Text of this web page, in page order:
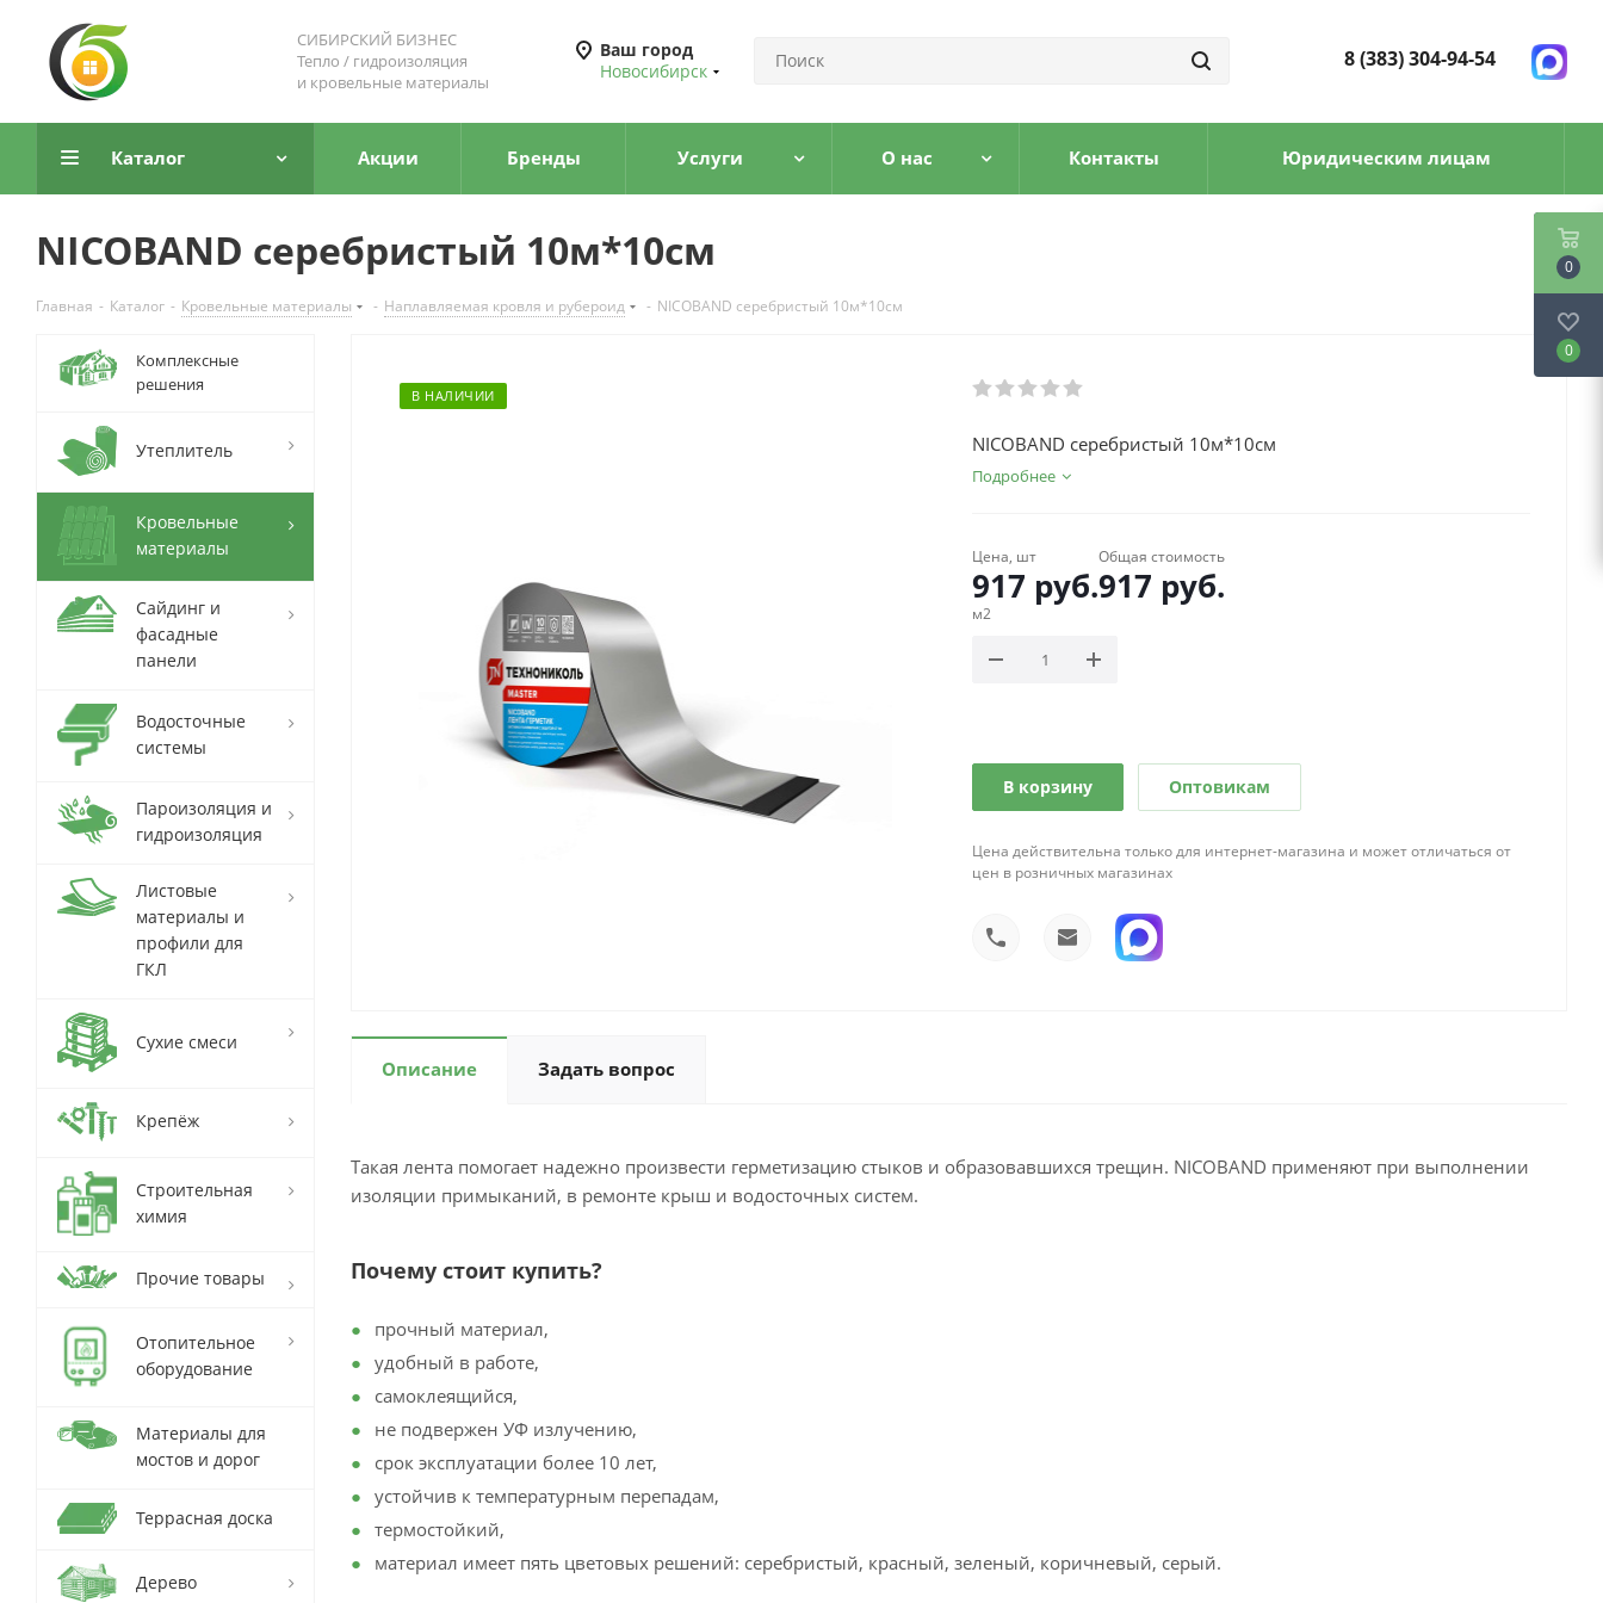
СИБИРСКИЙ БИЗНЕС
Тепло / гидроизоляция
и кровельные материалы
Ваш город
Новосибирск
8 (383) 304-94-54
Каталог Акции Бренды Услуги О нас Контакты Юридическим лицам
NICOBAND серебристый 10м*10см
Главная - Каталог - Кровельные материалы - Наплавляемая кровля и рубероид - NICOBAND серебристый 10м*10см
В НАЛИЧИИ
NICOBAND серебристый 10м*10см
Подробнее
Цена, шт
917 руб.
Общая стоимость
917 руб.
м2
В корзину Оптовикам
Цена действительна только для интернет-магазина и может отличаться от
цен в розничных магазинах
Описание Задать вопрос
Такая лента помогает надежно произвести герметизацию стыков и образовавшихся трещин. NICOBAND применяют при выполнении
изоляции примыканий, в ремонте крыш и водосточных систем.
Почему стоит купить?
прочный материал,
удобный в работе,
самоклеящийся,
не подвержен УФ излучению,
срок эксплуатации более 10 лет,
устойчив к температурным перепадам,
термостойкий,
материал имеет пять цветовых решений: серебристый, красный, зеленый, коричневый, серый.
Комплексные
решения
Утеплитель
Кровельные
материалы
Сайдинг и
фасадные
панели
Водосточные
системы
Пароизоляция и
гидроизоляция
Листовые
материалы и
профили для
ГКЛ
Сухие смеси
Крепёж
Строительная
химия
Прочие товары
Отопительное
оборудование
Материалы для
мостов и дорог
Террасная доска
Дерево
0
0